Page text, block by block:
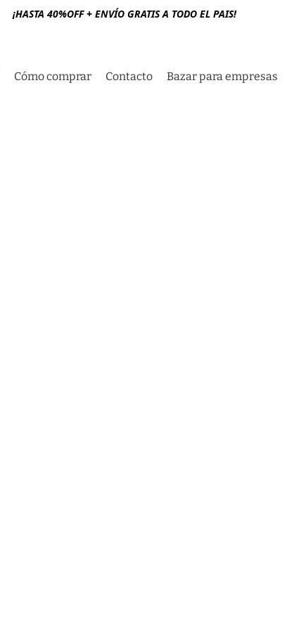
¡HASTA 40%OFF + ENVÍO GRATIS A TODO EL PAIS!
Cómo comprar Contacto Bazar para empresas